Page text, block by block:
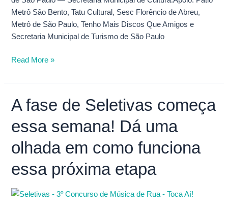
Metrô São Bento, Tatu Cultural, Sesc Florêncio de Abreu,
Metrô de São Paulo, Tenho Mais Discos Que Amigos e
Secretaria Municipal de Turismo de São Paulo
Read More »
A fase de Seletivas começa
essa semana! Dá uma
olhada em como funciona
essa próxima etapa
A
fase
de
começa
semana!
uma